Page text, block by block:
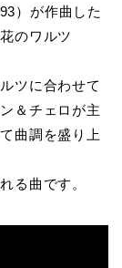
）が作曲した
のワルツ
ツに合わせて
＆チェロが主
曲調を盛り上
る曲です。